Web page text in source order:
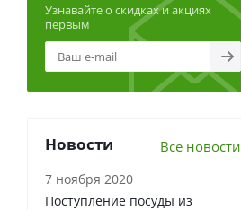
Узнавайте о скидках и акциях
первым
Новости Все новости
7 ноября 2020
Поступление посуды из